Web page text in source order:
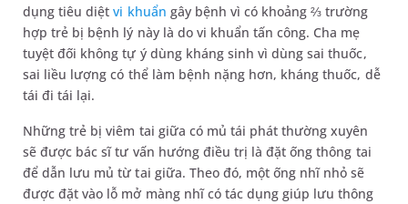
dụng tiêu diệtvi khuẩn gây bệnh vì có khoảng ⅔ trường
hợp trẻ bị bệnh lý này là do vi khuẩn tấn công. Cha mẹ
tuyệt đối không tự ý dùng kháng sinh vì dùng sai thuốc,
sai liều lượng có thể làm bệnh nặng hơn, kháng thuốc, dễ
tái đi tái lại.
Những trẻ bị viêm tai giữa có mủ tái phát thường xuyên
sẽ được bác sĩ tư vấn hướng điều trị là đặt ống thông tai
để dẫn lưu mủ từ tai giữa. Theo đó, một ống nhĩ nhỏ sẽ
được đặt vào lỗ mở màng nhĩ có tác dụng giúp lưu thông